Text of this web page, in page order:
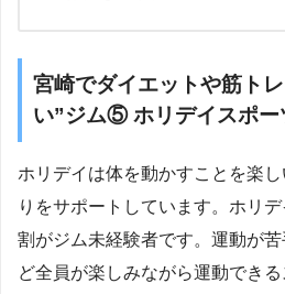
宮崎でダイエットや筋ト
い”ジム⑤ ホリデイスポー
ホリデイは体を動かすことを楽
りをサポートしています。ホリ
割がジム未経験者です。運動が
ど全員が楽しみながら運動でき